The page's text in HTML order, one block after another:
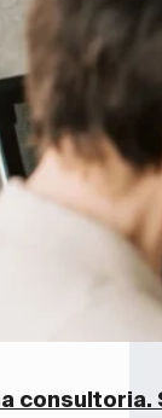
consultoria.